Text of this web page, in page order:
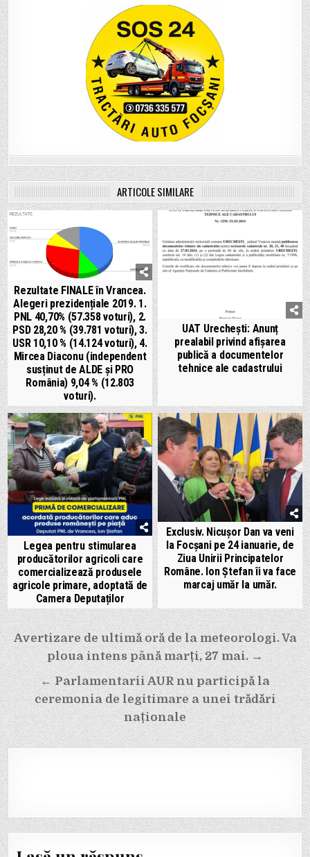
ARTICOLE SIMILARE
Rezultate FINALE în Vrancea.
Alegeri prezidențiale 2019. 1.
PNL 40,70% (57.358 voturi), 2.
PSD 28,20 % (39.781 voturi), 3.
USR 10,10 % (14.124 voturi), 4.
Mircea Diaconu (independent
susținut de ALDE și PRO
România) 9,04 % (12.803
voturi).
UAT Urechești: Anunț
prealabil privind afișarea
publică a documentelor
tehnice ale cadastrului
Legea pentru stimularea
producătorilor agricoli care
comercializează produsele
agricole primare, adoptată de
Camera Deputaților
Exclusiv. Nicușor Dan va veni
la Focșani pe 24 ianuarie, de
Ziua Unirii Principatelor
Române. Ion Ștefan îi va face
marcaj umăr la umăr.
Navigare
în
articole
Avertizare de ultimă oră de la meteorologi. Va
ploua intens până marți, 27 mai. →
← Parlamentarii AUR nu participă la
ceremonia de legitimare a unei trădări
naționale